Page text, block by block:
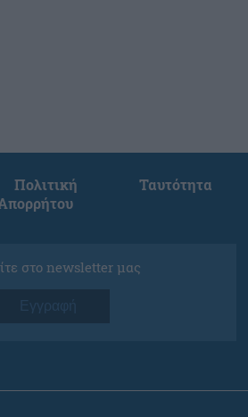
Πολιτική
Ταυτότητα
στο newsletter μας
Εγγραφή